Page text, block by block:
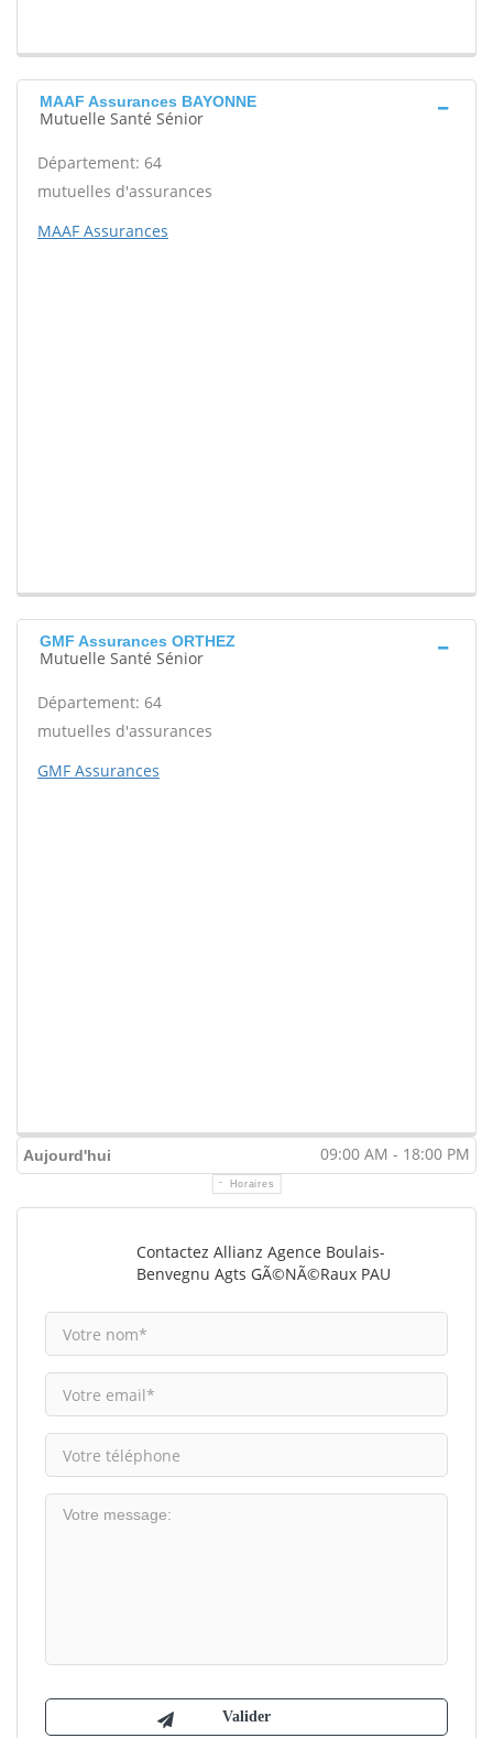
MAAF Assurances BAYONNE
Mutuelle Santé Sénior
Département: 64
mutuelles d'assurances
MAAF Assurances
GMF Assurances ORTHEZ
Mutuelle Santé Sénior
Département: 64
mutuelles d'assurances
GMF Assurances
Aujourd'hui 09:00 AM - 18:00 PM
Horaires
Contactez Allianz Agence Boulais-
Benvegnu Agts GÃ©nÃ©raux PAU